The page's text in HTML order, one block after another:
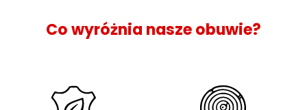
Co wyróżnia nasze obuwie?